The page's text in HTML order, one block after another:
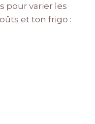
pour varier les
et ton frigo :